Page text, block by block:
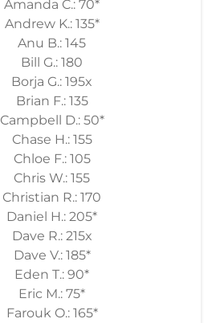
Amanda C.: 70*
Andrew K.: 135*
Anu B.: 145
Bill G.: 180
Borja G.: 195x
Brian F.: 135
Campbell D.: 50*
Chase H.: 155
Chloe F.: 105
Chris W.: 155
Christian R.: 170
Daniel H.: 205*
Dave R.: 215x
Dave V.: 185*
Eden T.: 90*
Eric M.: 75*
Farouk O.: 165*